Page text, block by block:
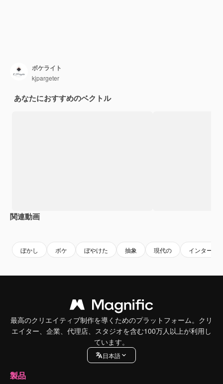
ボケライト
kjpargeter
あなたにおすすめのベクトル
関連動画
ぼかし ボケ ぼやけた 抽象 現代の インターネ
最高のクリエイティブ制作を導くためのプラットフォーム。クリ
エイター、企業、代理店、スタジオを含む100万人以上が利用し
ています。
日本語
製品